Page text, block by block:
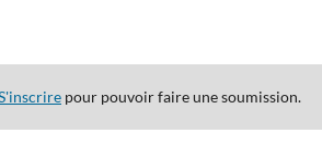
pour pouvoir faire une soumission.